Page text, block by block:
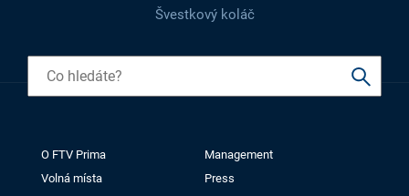
Švestkový koláč
O FTV Prima
Management
Volná místa
Press